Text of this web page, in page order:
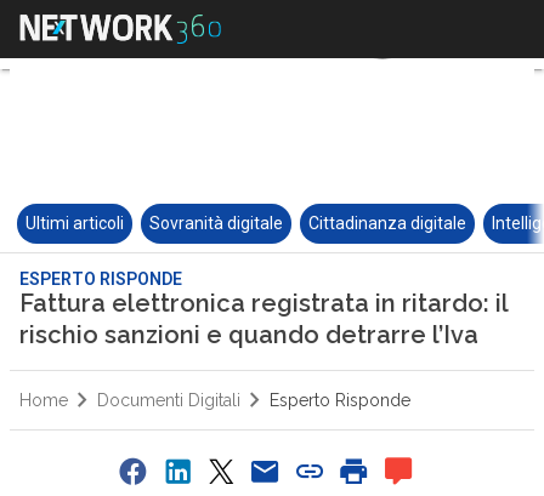
Ultimi articoli Sovranità digitale Cittadinanza digitale
ESPERTO RISPONDE
Fattura elettronica registrata in ritardo: il
rischio sanzioni e quando detrarre l’Iva
Home Documenti Digitali Esperto Risponde